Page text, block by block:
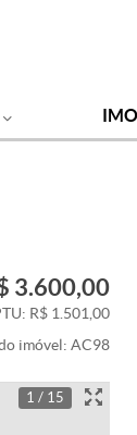
3.600,00
R$ 1.501,00
imóvel: AC98
1 / 15